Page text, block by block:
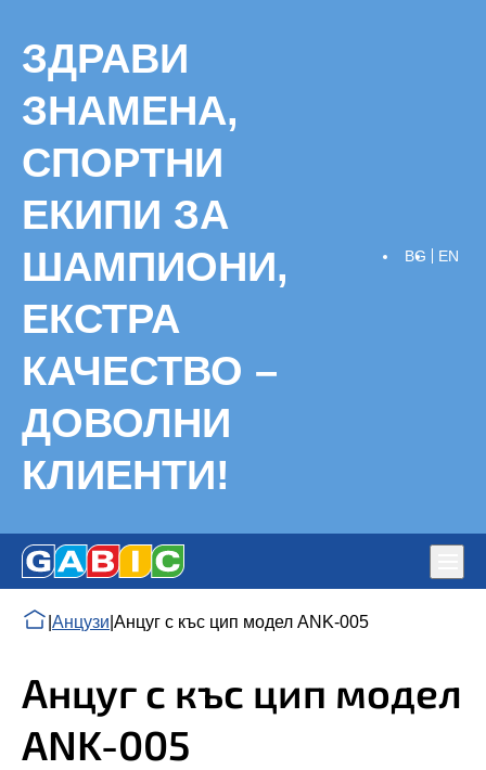
content
ЗДРАВИ
ЗНАМЕНА,
СПОРТНИ
ЕКИПИ ЗА
ШАМПИОНИ,
ЕКСТРА
КАЧЕСТВО –
ДОВОЛНИ
КЛИЕНТИ!
BG EN
Знамена от ГАБИК ЕООД – Производител на Знамена –
държавни, фирмени, партийни
ЗДРАВИ ЗНАМЕНА, СПОРТНИ ЕКИПИ ЗА
ШАМПИОНИ, ЕКСТРА КАЧЕСТВО – ДОВОЛНИ
Анцузи Анцуг с къс цип модел ANK-005
Анцуг с къс цип модел
ANK-005